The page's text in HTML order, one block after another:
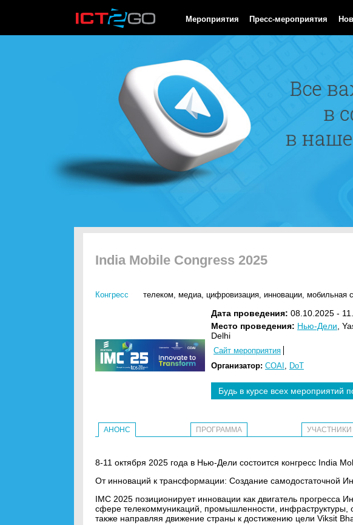
Мероприятия Пресс-мероприятия
India Mobile Congress 2025
Конгресс телеком, медиа, цифровизация, инновации, мобильная
Дата проведения: 08.10.2025 -
Место проведения: Нью-Дели ,
Delhi
Сайт мероприятия
Организатор: COAI , DoT
Будь в курсе всех мероприятий
АНОНС ПРОГРАММА УЧАСТНИКИ
8-11 октября 2025 года в Нью-Дели состоится конгресс India
От инноваций к трансформации: Создание самодостаточной
IMC 2025 позиционирует инновации как двигатель прогресса
сфере телекоммуникаций, промышленности, инфраструктуры,
также направляя движение страны к достижению цели Viksit